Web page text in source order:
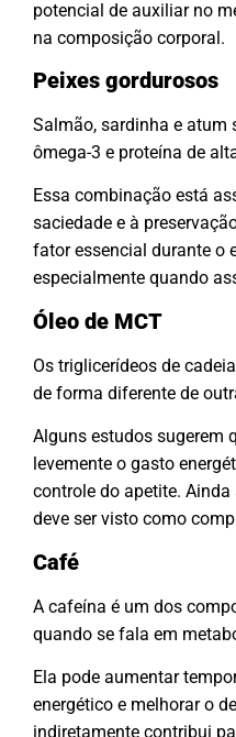
potencial de auxiliar no
na composição corporal.
Peixes gordurosos
Salmão, sardinha e atum
ômega-3 e proteína de
Essa combinação está
saciedade e à
fator essencial durante o
especialmente quando
Óleo de MCT
Os triglicerídeos de
de forma diferente de
Alguns estudos sugerem
levemente o gasto
controle do apetite.
deve ser visto como
Café
A cafeína é um dos
quando se fala em
Ela pode aumentar
energético e melhorar o
indiretamente contribui